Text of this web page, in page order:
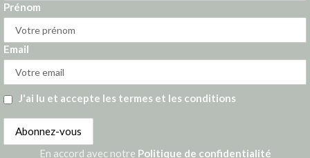
Prénom
Email
J'ai lu et accepte les termes et les conditions
En accord avec notre Politique de confidentialité